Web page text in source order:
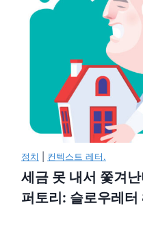
정치 컨텍스트 레터.
세금 못 내서 쫓겨
퍼토리: 슬로우레